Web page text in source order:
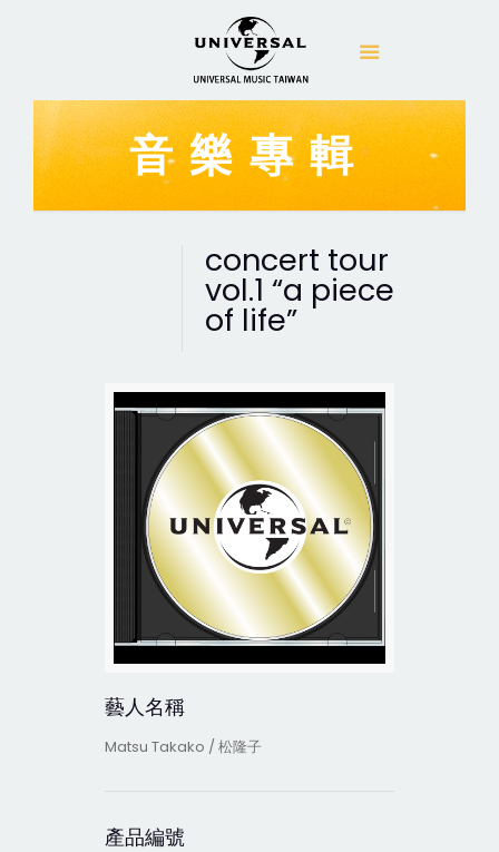
音樂專輯
concert tour
vol.1 “a piece
of life”
藝人名稱
Matsu Takako / 松隆子
產品編號